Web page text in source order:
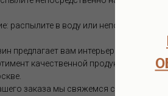
распылите в воду или
предлагает вам интерьерные
качественной продукции.
заказа мы свяжемся с вами и